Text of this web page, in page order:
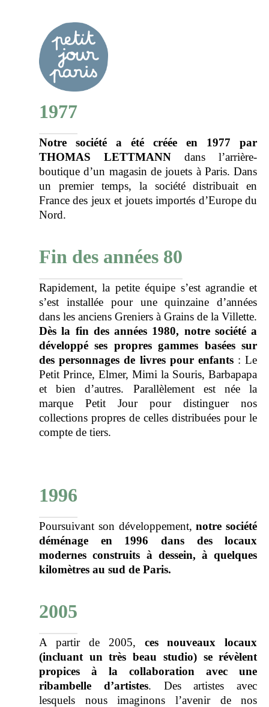
1977
Notre société a été créée en 1977 par
THOMAS LETTMANN
dans l’arrière-
boutique d’un magasin de jouets à Paris. Dans
un premier temps, la société distribuait en
France des jeux et jouets importés d’Europe du
Nord.
Fin des années 80
Rapidement, la petite équipe s’est agrandie et
s’est installée pour une quinzaine d’années
dans les anciens Greniers à Grains de la Villette.
Dès la fin des années 1980, notre société a
développé ses propres gammes basées sur
des personnages de livres pour enfants : Le
Petit Prince, Elmer, Mimi la Souris, Barbapapa
et bien d’autres. Parallèlement est née la
marque Petit Jour pour distinguer nos
collections propres de celles distribuées pour le
compte de tiers.
1996
Poursuivant son développement, notre société
déménage en 1996 dans des locaux
modernes construits à dessein, à quelques
kilomètres au sud de Paris.
2005
A partir de 2005,
ces nouveaux locaux
(incluant un très beau studio) se révèlent
propices à la collaboration avec une
ribambelle d’artistes. Des artistes avec
lesquels nous imaginons l’avenir de nos